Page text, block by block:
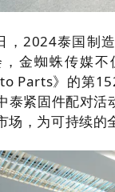
，2024泰国制
金蜘蛛传媒
Parts》的第
泰紧固件配对
，为可持续的